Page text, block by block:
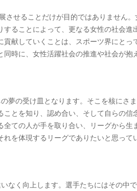
させることだけが目的ではありません。
ることによって、更なる女性の社会進
献していくことは、スポーツ界にとっ
時に、女性活躍社会の推進や社会が抱
夢の受け皿となります。そこを核にさ
とを知り、認め合い、そして自らの信
ての人が手を取り合い、リーグから生
を体現するリーグでありたいと思って
なく向上します。選手たちにはその中